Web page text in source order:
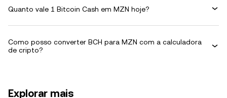
Quanto vale 1 Bitcoin Cash em MZN hoje?
Como posso converter BCH para MZN com a calculadora
de cripto?
Explorar mais